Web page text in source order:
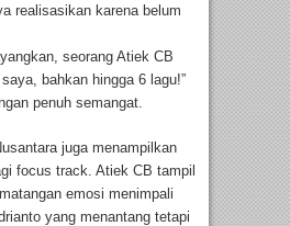
realisasikan karena belum
seorang Atiek CB
bahkan hingga 6 lagu!”
penuh semangat.
juga menampilkan
focus track. Atiek CB tampil
emosi menimpali
yang menantang tetapi